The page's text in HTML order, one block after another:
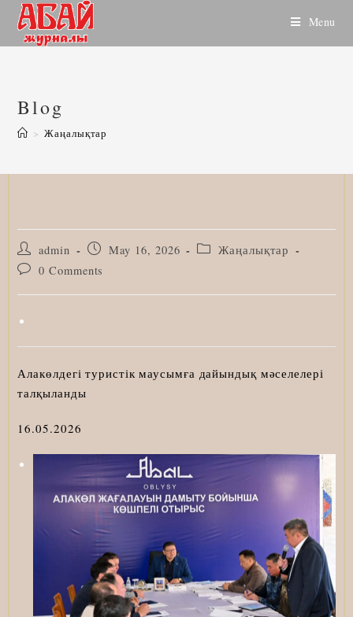
Skip
content
Menu
Blog
> Жаңалықтар
Post
author:
admin
Post
published:
May 16, 2026
Post Жаңалықтар
Post0 Comments
Алакөлдегі туристік маусымға дайындық мәселелері
талқыланды
16.05.2026